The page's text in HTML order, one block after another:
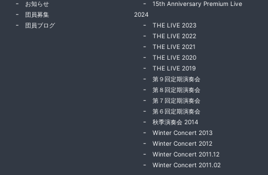
お知らせ
団員募集
団員ブログ
15th Anniversary Premium Live
2024
THE LIVE 2023
THE LIVE 2022
THE LIVE 2021
THE LIVE 2020
THE LIVE 2019
第９回定期演奏会
第８回定期演奏会
第７回定期演奏会
第６回定期演奏会
秋季演奏会 2014
Winter Concert 2013
Winter Concert 2012
Winter Concert 2011.12
Winter Concert 2011.02